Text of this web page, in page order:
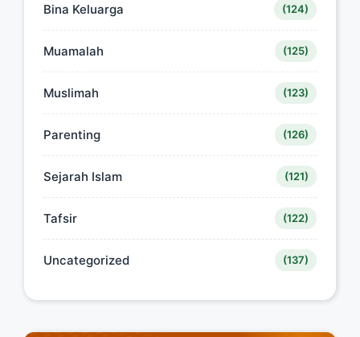
Bina Keluarga (124)
Muamalah (125)
Muslimah (123)
Parenting (126)
Sejarah Islam (121)
Tafsir (122)
Uncategorized (137)